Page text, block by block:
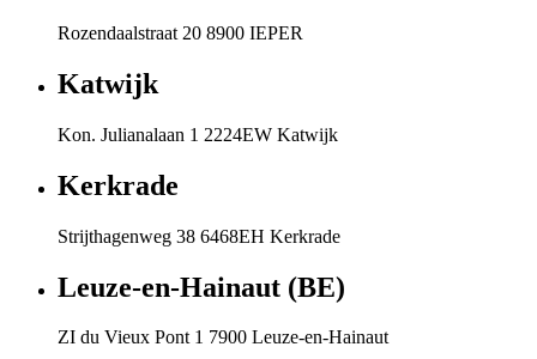
Rozendaalstraat 20 8900 IEPER
Katwijk
Kon. Julianalaan 1 2224EW Katwijk
Kerkrade
Strijthagenweg 38 6468EH Kerkrade
Leuze-en-Hainaut (BE)
ZI du Vieux Pont 1 7900 Leuze-en-Hainaut